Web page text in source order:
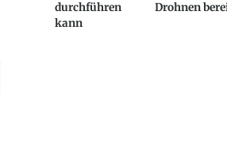
durchführen
kann
Drohnen